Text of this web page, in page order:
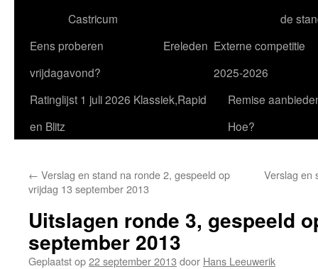
Castricum
de
Eens proberen
vrijdagavond?
Ereleden Externe competitie
2025-2026
Ratinglijst 1 juli 2026 Klassiek,Rapid
en Blitz
Remise
Hoe?
← Verslag en stand na ronde 2, gespeeld op
vrijdag 13 september 2013
Verslag en
Uitslagen ronde 3, gespeeld
september 2013
Geplaatst op22 september 2013 door Hans Leeuwerik